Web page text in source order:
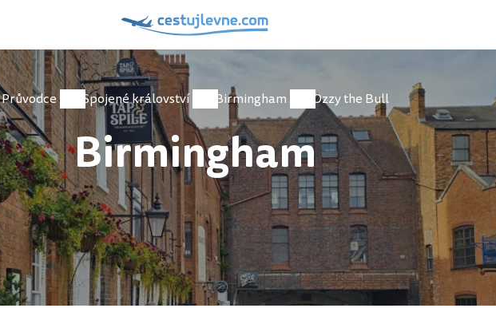
Průvodce Spojené království Birmingham Ozzy the Bull
Birmingham